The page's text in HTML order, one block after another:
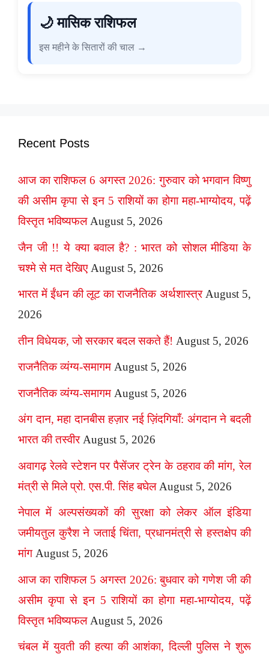
🌙 मासिक राशिफल
इस महीने के सितारों की चाल →
Recent Posts
आज का राशिफल 6 अगस्त 2026: गुरुवार को भगवान विष्णु
की असीम कृपा से इन 5 राशियों का होगा महा-भाग्योदय, पढ़ें
विस्तृत भविष्यफल August 5, 2026
जैन जी !! ये क्या बवाल है? : भारत को सोशल मीडिया के
चश्मे से मत देखिए August 5, 2026
भारत में ईंधन की लूट का राजनैतिक अर्थशास्त्र August 5,
2026
तीन विधेयक, जो सरकार बदल सकते हैं! August 5, 2026
राजनैतिक व्यंग्य-समागम August 5, 2026
राजनैतिक व्यंग्य-समागम August 5, 2026
अंग दान, महा दानबीस हज़ार नई ज़िंदगियाँ: अंगदान ने बदली
भारत की तस्वीर August 5, 2026
अवागढ़ रेलवे स्टेशन पर पैसेंजर ट्रेन के ठहराव की मांग, रेल
मंत्री से मिले प्रो. एस.पी. सिंह बघेल August 5, 2026
नेपाल में अल्पसंख्यकों की सुरक्षा को लेकर ऑल इंडिया
जमीयतुल कुरैश ने जताई चिंता, प्रधानमंत्री से हस्तक्षेप की
मांग August 5, 2026
आज का राशिफल 5 अगस्त 2026: बुधवार को गणेश जी की
असीम कृपा से इन 5 राशियों का होगा महा-भाग्योदय, पढ़ें
विस्तृत भविष्यफल August 5, 2026
चंबल में युवती की हत्या की आशंका, दिल्ली पुलिस ने शुरू